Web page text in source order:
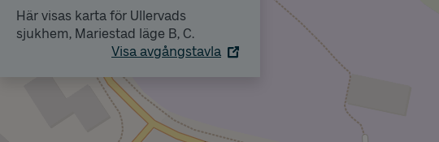
Här visas karta för Ullervads
sjukhem, Mariestad läge B, C.
Visa avgångstavla